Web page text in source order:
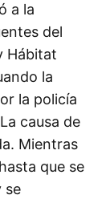
a la
del
Hábitat
la
la policía
causa de
Mientras
que se
se